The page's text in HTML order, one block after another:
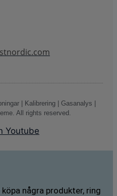
| Kalibrering | Gasanalys |
All rights reserved.
Youtube
några produkter, ring